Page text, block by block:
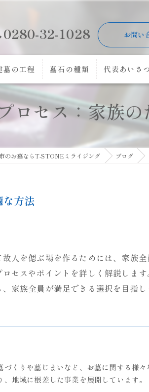
0280-32-1028 お問い
墓の工程 墓石の種類 代表あいさつ
ロセス：家族
のお墓ならT-STONEミライジング ブログ
な方法
人を偲ぶ場を作るためには、家族
セスやポイントを詳しく解説しま
家族全員が満足できる選択を目指し
くりや墓じまいなど、お墓に関する様
地域に根差した事業を展開しています。